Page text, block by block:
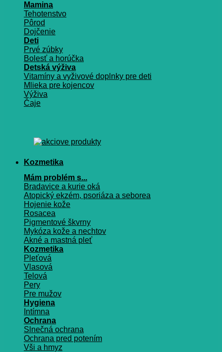
Mamina
Tehotenstvo
Pôrod
Dojčenie
Deti
Prvé zúbky
Bolesť a horúčka
Detská výživa
Vitamíny a vyživové doplnky pre deti
Mlieka pre kojencov
Výživa
Čaje
Kozmetika
Mám problém s...
Bradavice a kurie oká
Atopický ekzém, psoriáza a seborea
Hojenie kože
Rosacea
Pigmentové škvrny
Mykóza kože a nechtov
Akné a mastná pleť
Kozmetika
Pleťová
Vlasová
Telová
Pery
Pre mužov
Hygiena
Intímna
Ochrana
Slnečná ochrana
Ochrana pred potením
Vši a hmyz